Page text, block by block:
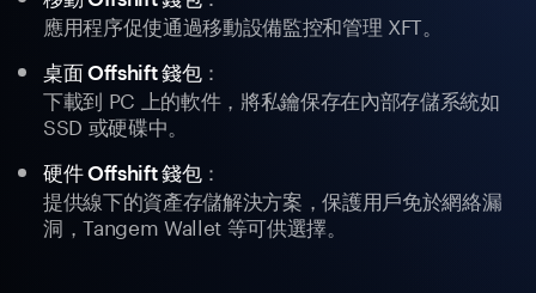
應用程序促使通過移動設備監控和管理 XFT。
桌面 Offshift 錢包：
下載到 PC 上的軟件，將私鑰保存在內部存儲系統如
SSD 或硬碟中。
硬件 Offshift 錢包：
提供線下的資產存儲解決方案，保護用戶免於網絡漏
洞，Tangem Wallet 等可供選擇。